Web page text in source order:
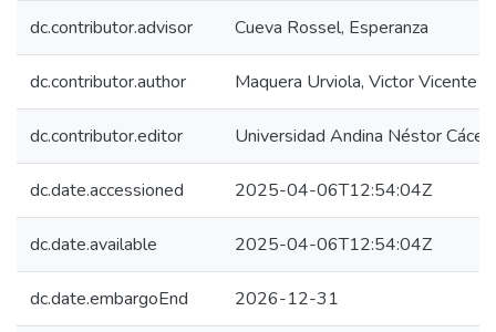
dc.contributor.advisor Cueva Rossel, Esperanza
dc.contributor.author Maquera Urviola, Victor Vicente
dc.contributor.editor Universidad Andina Néstor
dc.date.accessioned 2025-04-06T12:54:04Z
dc.date.available 2025-04-06T12:54:04Z
dc.date.embargoEnd 2026-12-31